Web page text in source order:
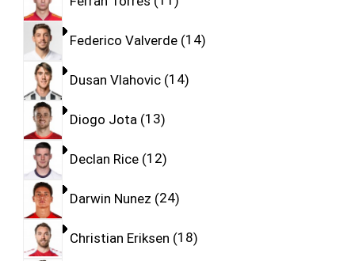
Federico Valverde 14
Dusan Vlahovic 14
Diogo Jota 13
Declan Rice 12
Darwin Nunez 24
Christian Eriksen 18